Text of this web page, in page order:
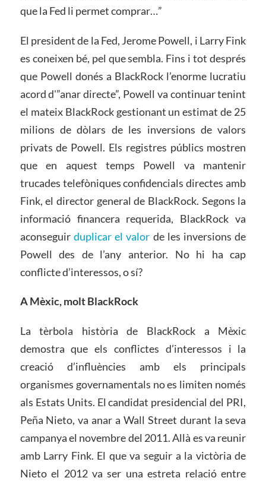
que la Fed li permet comprar…”
El president de la Fed, Jerome Powell, i Larry Fink
es coneixen bé, pel que sembla. Fins i tot després
que Powell donés a BlackRock l’enorme lucratiu
acord d'”anar directe”, Powell va continuar tenint
el mateix BlackRock gestionant un estimat de 25
milions de dòlars de les inversions de valors
privats de Powell. Els registres públics mostren
que en aquest temps Powell va mantenir
trucades telefòniques confidencials directes amb
Fink, el director general de BlackRock. Segons la
informació financera requerida, BlackRock va
aconseguir duplicar el valor de les inversions de
Powell des de l’any anterior. No hi ha cap
conflicte d’interessos, o sí?
A Mèxic, molt BlackRock
La tèrbola història de BlackRock a Mèxic
demostra que els conflictes d’interessos i la
creació d’influències amb els principals
organismes governamentals no es limiten només
als Estats Units. El candidat presidencial del PRI,
Peña Nieto, va anar a Wall Street durant la seva
campanya el novembre del 2011. Allà es va reunir
amb Larry Fink. El que va seguir a la victòria de
Nieto el 2012 va ser una estreta relació entre